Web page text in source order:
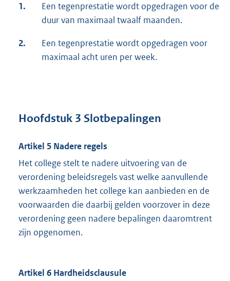
1.
Een tegenprestatie wordt opgedragen voor de
duur van maximaal twaalf maanden.
2.
Een tegenprestatie wordt opgedragen voor
maximaal acht uren per week.
Hoofdstuk 3 Slotbepalingen
Artikel 5 Nadere regels
Het college stelt te nadere uitvoering van de
verordening beleidsregels vast welke aanvullende
werkzaamheden het college kan aanbieden en de
voorwaarden die daarbij gelden voorzover in deze
verordening geen nadere bepalingen daaromtrent
zijn opgenomen.
Artikel 6 Hardheidsclausule